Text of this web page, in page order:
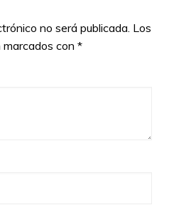
no será publicada. Los
con *